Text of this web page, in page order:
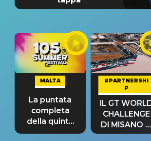
MALTA
La puntata
completa
della quinta
tappa
#PARTNERSHI
P
IL GT
CHALLENGE
DI MISANO si
riconferma